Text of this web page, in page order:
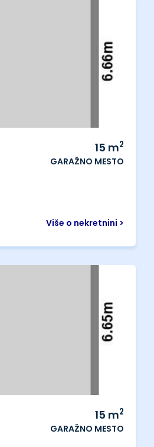
15 m2
GARAŽNO MESTO
Više o nekretnini >
15 m2
GARAŽNO MESTO